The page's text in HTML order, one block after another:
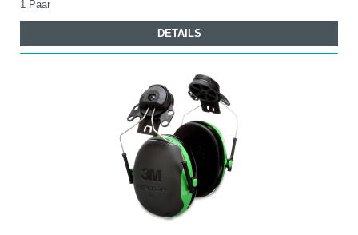
1 Paar
DETAILS